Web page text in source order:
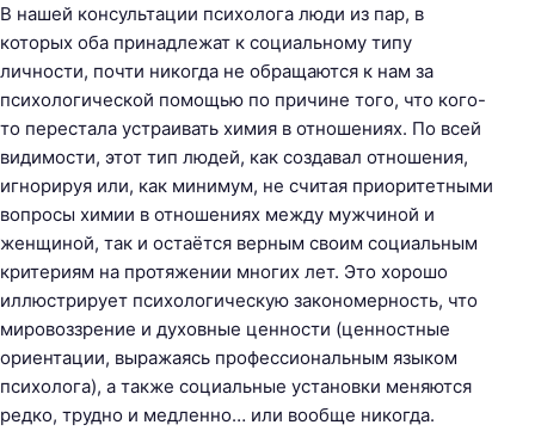
В нашей консультации психолога люди из пар, в
которых оба принадлежат к социальному типу
личности, почти никогда не обращаются к нам за
психологической помощью по причине того, что кого-
то перестала устраивать химия в отношениях. По всей
видимости, этот тип людей, как создавал отношения,
игнорируя или, как минимум, не считая приоритетными
вопросы химии в отношениях между мужчиной и
женщиной, так и остаётся верным своим социальным
критериям на протяжении многих лет. Это хорошо
иллюстрирует психологическую закономерность, что
мировоззрение и духовные ценности (ценностные
ориентации, выражаясь профессиональным языком
психолога), а также социальные установки меняются
редко, трудно и медленно… или вообще никогда.